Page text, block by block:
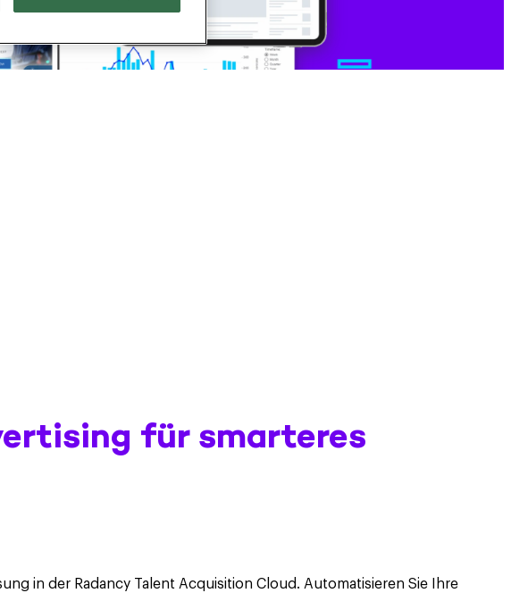
für smarteres
in der Radancy Talent Acquisition Cloud. Automatisieren Sie Ihre